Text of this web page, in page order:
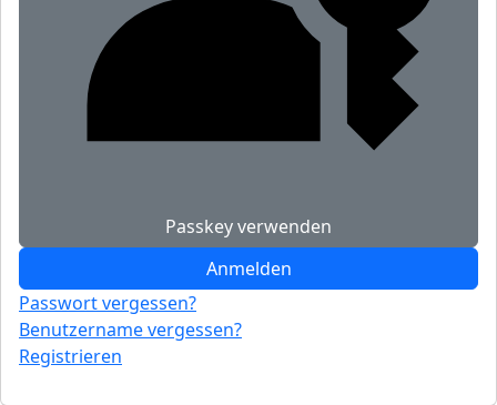
Passkey verwenden
Anmelden
Passwort vergessen?
Benutzername vergessen?
Registrieren